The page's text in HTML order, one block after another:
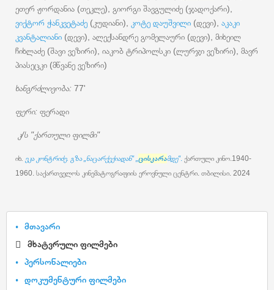
ეთერ ჟორდანია (თეკლე), გიორგი შავგულიძე (ჯადოქარი),
ვიქტორ ჭანკვეტაძე (კუდიანი), კოტე დაუშვილი (დევი), აკაკი
კვანტალიანი (დევი), ალექსანდრე გომელაური (დევი), მიხეილ
ჩიხლაძე (შავი ვეზირი), იაკობ ტრიპოლსკი (ლურჯი ვეზირი), მავრ
პიასეცკი (მწვანე ვეზირი)
ხანგრძლივობა: 77'
ფერი: ფერადი
კ/ს "ქართული ფილმი"
იხ. ეკა კონტრიძე. გზა „ნაცარქექიადან“ „ცისკარამდე“. ქართული კინო.1940-
1960. საქართველოს კინემატოგრაფიის ეროვნული ცენტრი. თბილისი. 2024
მთავარი
მხატვრული ფილმები
პერსონალიები
დოკუმენტური ფილმები